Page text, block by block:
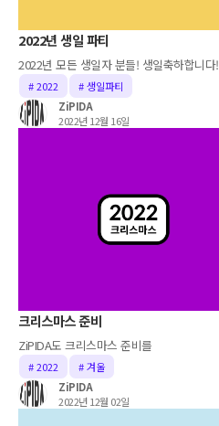
2022년 생일 파티
2022년 모든 생일자 분들! 생일축하합니다!
# 2022
# 생일파티
ZiPIDA
2022년 12월 16일
크리스마스 준비
ZiPIDA도 크리스마스 준비를
# 2022
# 겨울
ZiPIDA
2022년 12월 02일